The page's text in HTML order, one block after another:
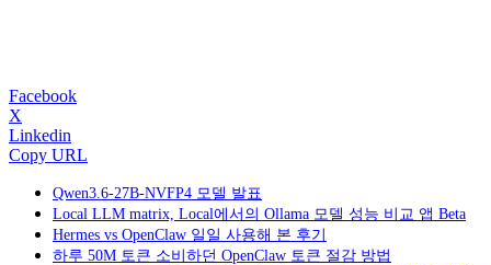
Facebook
X
Linkedin
Copy URL
Qwen3.6-27B-NVFP4 모델 발표
Local LLM matrix, Local에서의 Ollama 모델 성능 비교 앱 Beta
Hermes vs OpenClaw 일일 사용해 본 후기
하루 50M 토큰 소비하던 OpenClaw 토큰 절감 방법